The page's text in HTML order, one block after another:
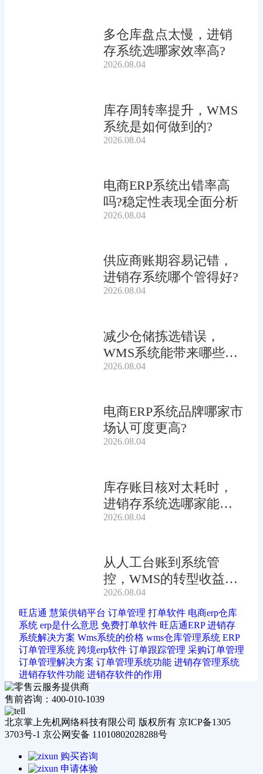
多仓库盘点太慢，进销
存系统选哪家效率高?
2026.08.04
库存周转率提升，WMS
系统是如何做到的?
2026.08.04
电商ERP系统出错率高
吗?稳定性表现全面分析
2026.08.04
供应商账期容易记错，
进销存系统哪个管得好?
2026.08.04
减少仓储拣选错误，
WMS系统能带来哪些连
锁收益?
2026.08.04
电商ERP系统品牌哪家市
场认可度更高?
2026.08.04
库存账目核对太耗时，
进销存系统选哪家能自
动?
2026.08.04
从人工台账到系统管
控，WMS的转型收益有
多大?
2026.08.04
旺店通 慧策供销平台 订单管理 打单软件 电商erp仓库
系统 erp是什么意思 免费打单软件 旺店通ERP 进销存
系统解决方案 Wms系统的价格 wms仓库管理系统 ERP
订单管理系统 跨境erp软件 订单跟踪管理 采购订单管理
订单管理解决方案 订单管理系统功能 进销存管理系统
进销存软件功能 进销存软件的作用
售前咨询：400-010-1039
北京掌上先机网络科技有限公司 版权所有 京ICP备1305
3703号-1 京公网安备 11010802028288号
购买咨询
申请体验